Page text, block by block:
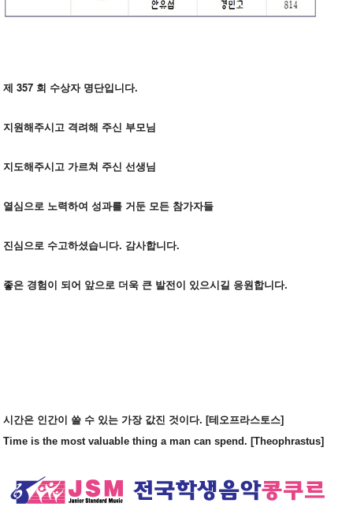
제 357 회 수상자 명단입니다.
지원해주시고 격려해 주신 부모님
지도해주시고 가르쳐 주신 선생님
열심으로 노력하여 성과를 거둔 모든 참가자들
진심으로 수고하셨습니다. 감사합니다.
좋은 경험이 되어 앞으로 더욱 큰 발전이 있으시길 응원합니다.
시간은 인간이 쓸 수 있는 가장 값진 것이다. [테오프라스토스]
Time is the most valuable thing a man can spend. [Theophrastus]